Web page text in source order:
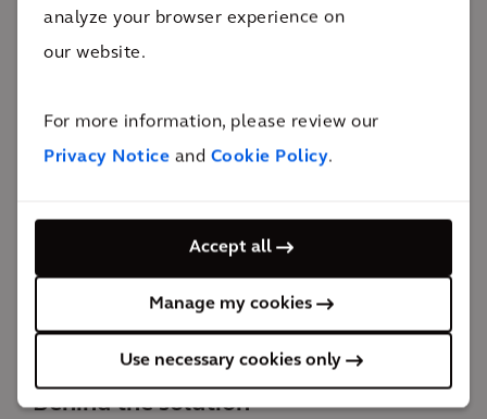
analyze your browser experience on
our website.
For more information, please review our
Privacy Notice and Cookie Policy.
Accept all
Manage my cookies
Use necessary cookies only
opzioni alternative prese in esame
Zeebrugge è un polo logistico. Con questo complesso
e consolidando il suo status di driver economico per
l'economia regionale e per l'economia fiamminga in
migliorando la mobilità e la qualità della vita di
Zeebrugge e tutti i "vicini" del porto avranno
l'opportunità di essere ascoltati.
Behind the solution